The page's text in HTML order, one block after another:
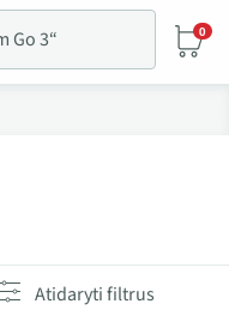
0
Atidaryti filtrus